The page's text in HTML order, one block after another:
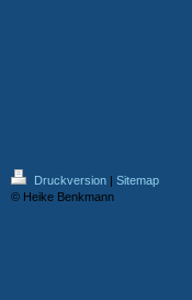
Druckversion
Sitemap
© Heike Benkmann